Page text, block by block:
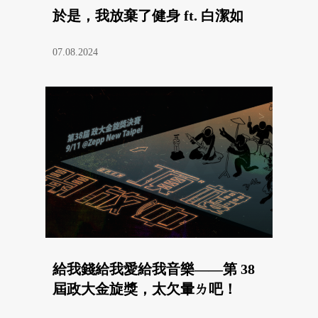
於是，我放棄了健身 ft. 白潔如
07.08.2024
給我錢給我愛給我音樂——第 38
屆政大金旋獎，太欠暈ㄌ吧！